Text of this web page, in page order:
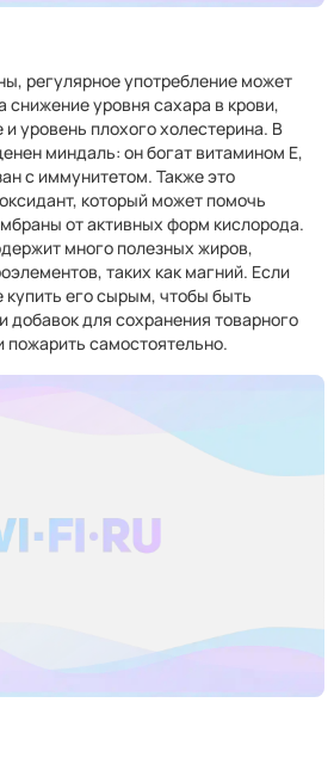
регулярное употребление может
снижение уровня сахара в крови,
уровень плохого холестерина. В
миндаль: он богат витамином Е,
с иммунитетом. Также это
который может помочь
от активных форм кислорода.
много полезных жиров,
таких как магний. Если
его сырым, чтобы быть
добавок для сохранения товарного
самостоятельно.